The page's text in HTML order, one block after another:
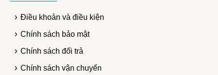
Điều khoản và điều kiện
Chính sách bảo mật
Chính sách đổi trả
Chính sách vận chuyển